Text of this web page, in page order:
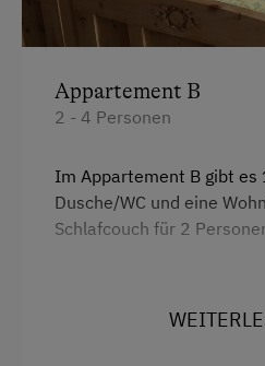
Wintersport
Wellnessangebote
Sauna
Zusätzliche
Appartement B
2 - 4 Personen
Im Appartement B gibt es
Dusche/WC und eine
Schlafcouch für 2